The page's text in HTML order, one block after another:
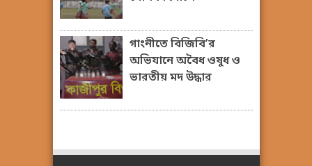
গাংনীতে বিজিবি’র
অভিযানে অবৈধ ওষুধ ও
ভারতীয় মদ উদ্ধার